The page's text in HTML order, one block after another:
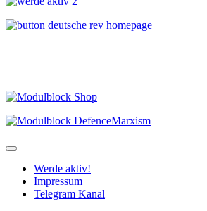
Werde aktiv!
Impressum
Telegram Kanal